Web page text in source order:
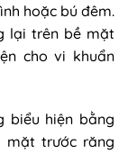
hoặc bú đêm.
lại trên bề mặt
cho vi khuẩn
biểu hiện bằng
mặt trước răng